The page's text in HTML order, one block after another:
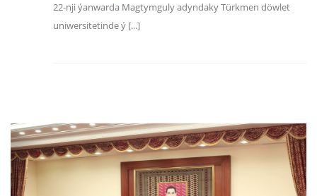
22-nji ýanwarda Magtymguly adyndaky Türkmen döwlet
uniwersitetinde ý [...]